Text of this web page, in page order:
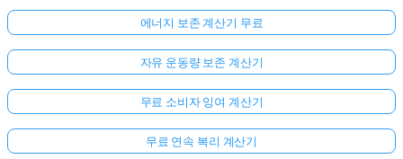
에너지 보존 계산기 무료
자유 운동량 보존 계산기
무료 소비자 잉여 계산기
무료 연속 복리 계산기